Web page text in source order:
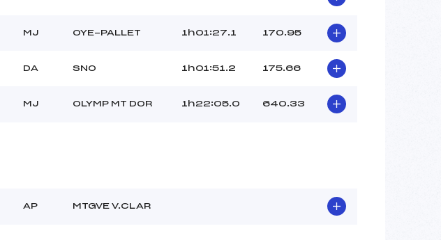
MJ OYE-PALLET 1h01:27.1 170.95
DA SNO 1h01:51.2 175.66
MJ OLYMP MT DOR 1h22:05.0 640.33
AP MTGVE V.CLAR